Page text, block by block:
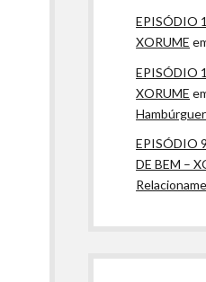
EPISÓDIO
XORUME
EPISÓDIO
XORUME
EPISÓDIO
DE BEM –